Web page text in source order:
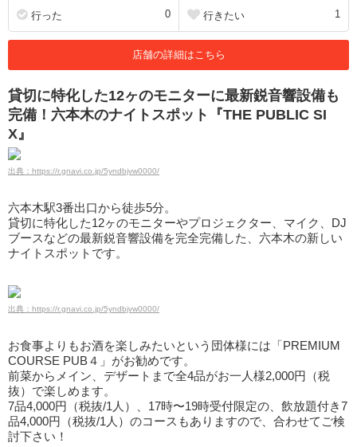
行った 0 行きたい 1
店舗の詳細はこちら
貸切に特化した12ヶのモニターに最新鋭音響設備も
完備！六本木のナイトスポット『THE PUBLIC SI
X』
出典：https://r.gnavi.co.jp/5yndbjvw0000/
六本木駅3番出口から徒歩5分。
貸切に特化した12ヶのモニターやプロジェクター、マイク、DJ
ブースなどの最新鋭音響設備を完全完備した、六本木の新しい
ナイトスポットです。
出典：https://r.gnavi.co.jp/5yndbjvw0000/
お食事よりもお酒を楽しみたいという団体様には「PREMIUM
COURSE PUB４」がお勧めです。
前菜からメイン、デザートまで全4品がお一人様2,000円（税
抜）で楽しめます。
7品4,000円（税抜/1人）、17時〜19時受付限定の、飲放題付き7
品4,000円（税抜/1人）のコースもありますので、合わせてご検
討下さい！